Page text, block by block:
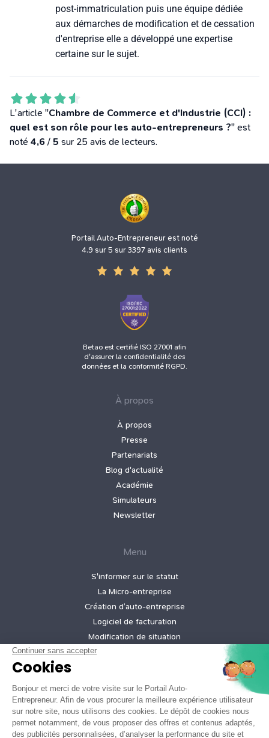
post-immatriculation puis une équipe dédiée
aux démarches de modification et de cessation
d'entreprise elle a développé une expertise
certaine sur le sujet.
L'article "Chambre de Commerce et d'Industrie (CCI) :
quel est son rôle pour les auto-entrepreneurs ?" est
noté 4,6 / 5 sur 25 avis de lecteurs.
Portail Auto-Entrepreneur est noté
4.9 sur 5 sur 3397 avis clients
Betao est certifié ISO 27001 afin
d'assurer la confidentialité des
données et la conformité RGPD.
À propos
À propos
Presse
Partenariats
Blog d'actualité
Académie
Simulateurs
Newsletter
Menu
S'informer sur le statut
La Micro‑entreprise
Création d’auto‑entreprise
Logiciel de facturation
Modification de situation
Création micro-entreprise gratuite
Informations légales